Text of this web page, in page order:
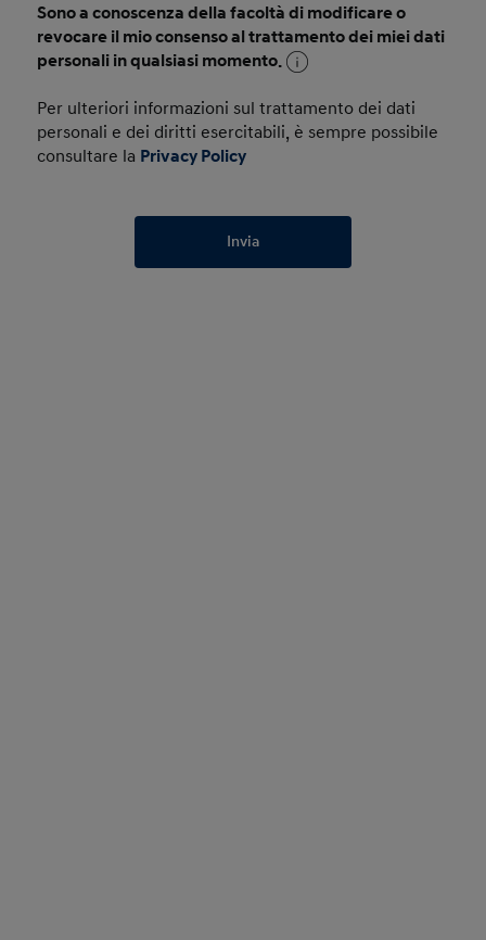
Sono a conoscenza della facoltà di modificare o
revocare il mio consenso al trattamento dei miei dati
personali in qualsiasi momento.
Per ulteriori informazioni sul trattamento dei dati
personali e dei diritti esercitabili, è sempre possibile
consultare la Privacy Policy
Invia